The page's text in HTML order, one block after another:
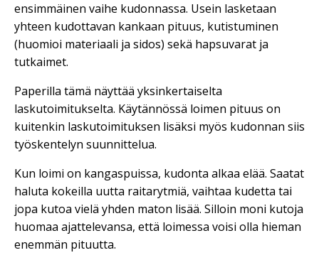
ensimmäinen vaihe kudonnassa. Usein lasketaan
yhteen kudottavan kankaan pituus, kutistuminen
(huomioi materiaali ja sidos) sekä hapsuvarat ja
tutkaimet.
Paperilla tämä näyttää yksinkertaiselta
laskutoimitukselta. Käytännössä loimen pituus on
kuitenkin laskutoimituksen lisäksi myös kudonnan siis
työskentelyn suunnittelua.
Kun loimi on kangaspuissa, kudonta alkaa elää. Saatat
haluta kokeilla uutta raitarytmiä, vaihtaa kudetta tai
jopa kutoa vielä yhden maton lisää. Silloin moni kutoja
huomaa ajattelevansa, että loimessa voisi olla hieman
enemmän pituutta.